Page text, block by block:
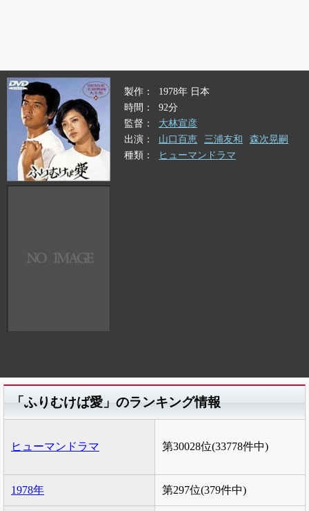
製作
1978年 日本
時間
92分
監督
大林宣彦
出演
山口百恵 三浦友和
森次晃嗣
種類
ヒューマンドラマ
「ふりむけば愛」のランキング情報
ヒューマンドラマ 第30028位(33778件中)
1978年 第297位(379件中)